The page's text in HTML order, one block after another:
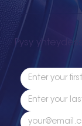
Pysy